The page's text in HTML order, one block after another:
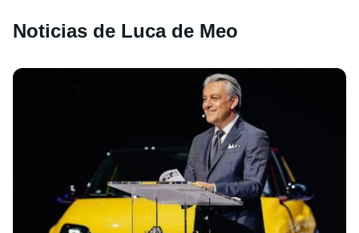
Noticias de Luca de Meo